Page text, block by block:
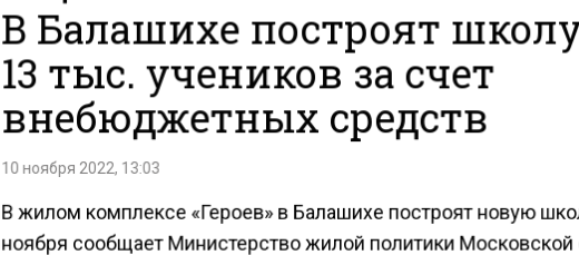
В Балашихе построят
13 тыс. учеников за счет
внебюджетных средств
10 ноября 2022, 13:03
В жилом комплексе «Героев» в Балашихе построят новую
ноября сообщает Министерство жилой политики Московской